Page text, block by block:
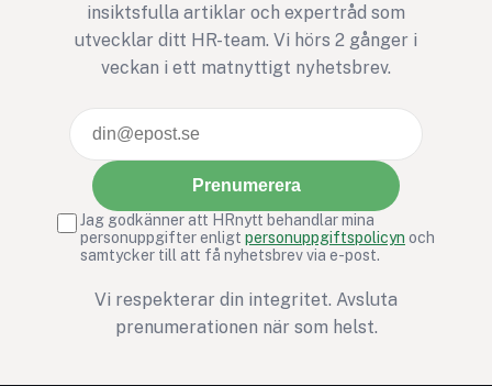
insiktsfulla artiklar och expertråd som
utvecklar ditt HR-team. Vi hörs 2 gånger i
veckan i ett matnyttigt nyhetsbrev.
Prenumerera
Jag godkänner att HRnytt behandlar mina
personuppgifter enligt personuppgiftspolicyn och
samtycker till att få nyhetsbrev via e-post.
Vi respekterar din integritet. Avsluta
prenumerationen när som helst.